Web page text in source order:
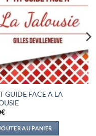
GUIDE FACE A LA
€
AU PANIER